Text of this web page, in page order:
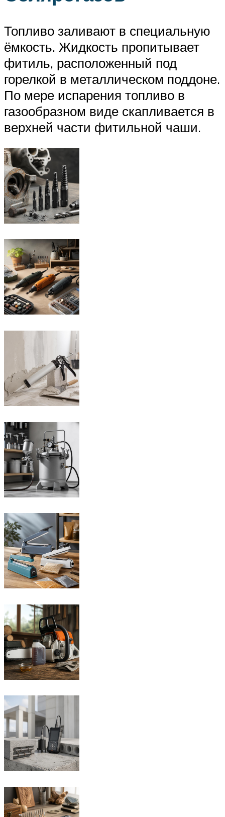
Топливо заливают в специальную
ёмкость. Жидкость пропитывает
фитиль, расположенный под
горелкой в металлическом поддоне.
По мере испарения топливо в
газообразном виде скапливается в
верхней части фитильной чаши.